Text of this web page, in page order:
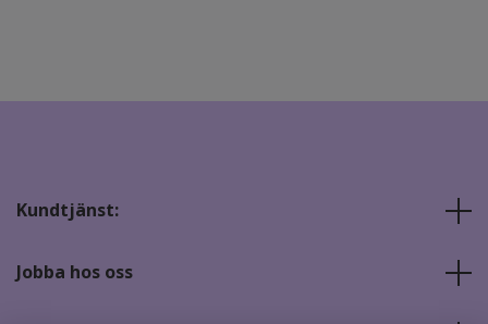
Kundtjänst:
Jobba hos oss